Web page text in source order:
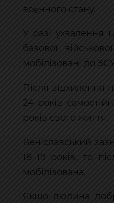
воєнного стану.
У разі ухвалення
базової
мобілізовані до
Після відхилення
24 років
років свого життя.
Веніславський
18−19 років, то
мобілізована.
Якщо людина